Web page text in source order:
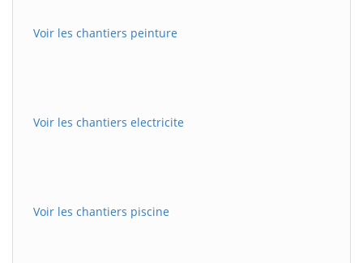
Voir les chantiers peinture
Voir les chantiers electricite
Voir les chantiers piscine